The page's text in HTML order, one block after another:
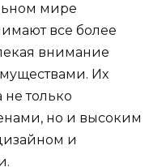
мире
все более
внимание
Их
не только
но и высоким
и